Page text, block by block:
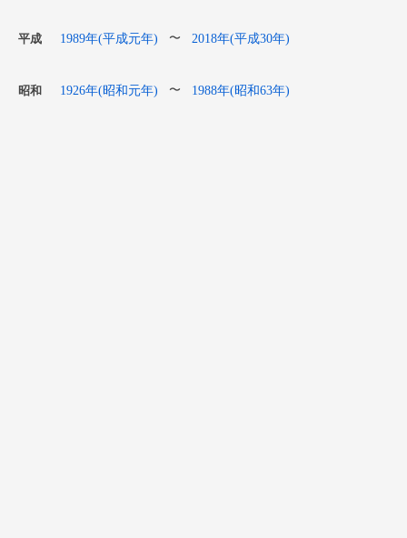
平成 1989年(平成元年) 〜 2018年(平成30年)
昭和 1926年(昭和元年) 〜 1988年(昭和63年)